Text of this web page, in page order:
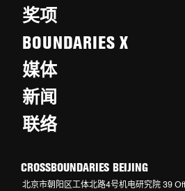
奖项
BOUNDARIES X
媒体
新闻
联络
CROSSBOUNDARIES BEIJING
北京市朝阳区工体北路4号机电研究院 39